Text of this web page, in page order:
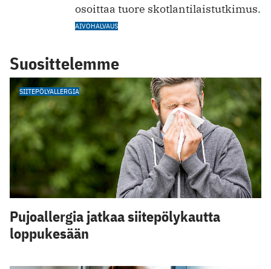
osoittaa tuore skotlantilaistutkimus.
AIVOHALVAUS
Suosittelemme
SIITEPÖLYALLERGIA
Pujoallergia jatkaa siitepölykautta
loppukesään